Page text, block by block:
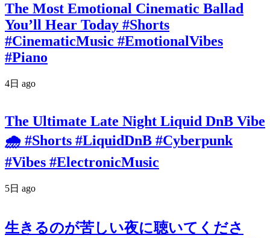
The Most Emotional Cinematic Ballad
You’ll Hear Today #Shorts
#CinematicMusic #EmotionalVibes
#Piano
4日 ago
The Ultimate Late Night Liquid DnB Vibe
🌧️ #Shorts #LiquidDnB #Cyberpunk
#Vibes #ElectronicMusic
5日 ago
生きるのが苦しい夜に聴いてくださ